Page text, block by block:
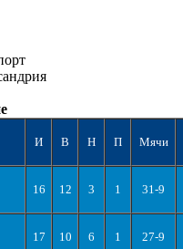
И В Н П Мячи
16 12 3 1 31-9
17 10 6 1 27-9